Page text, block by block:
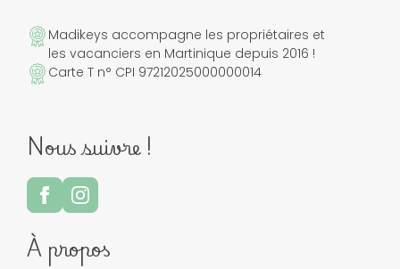
Madikeys accompagne les propriétaires et
les vacanciers en Martinique depuis 2016 !
Carte T n° CPI 97212025000000014
Nous suivre !
À propos